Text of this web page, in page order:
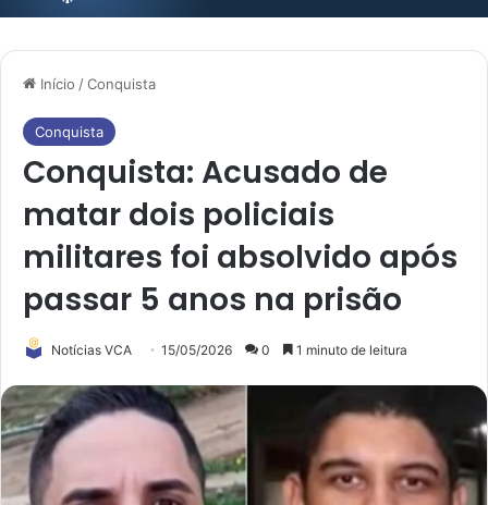
Início /Conquista
Conquista
Conquista: Acusado de
matar dois policiais
militares foi absolvido após
passar 5 anos na prisão
Notícias VCA 15/05/2026 0 1 minuto de leitura